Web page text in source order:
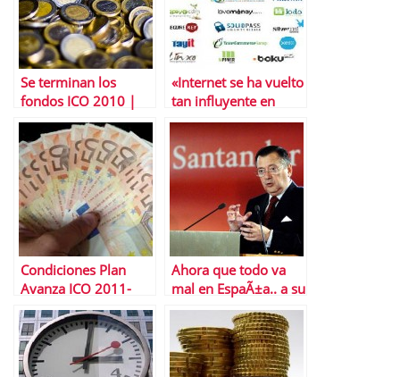
Se terminan los
fondos ICO 2010 |
Timing Ãºltimas
operaciones
«Internet se ha vuelto
tan influyente en
finanzas como en
mÃºsica o viajes»
Condiciones Plan
Avanza ICO 2011-
2015 para
AutÃ³nomos y Pymes
| InversiÃ³n en
informÃ¡tica y TICs
Ahora que todo va
mal en EspaÃ±a.. a su
banca no le queda
otra que volver a
innovar en Hipotecas